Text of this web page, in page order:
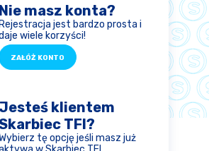
Nie masz konta?
Rejestracja jest bardzo prosta i
wiele korzyści!
ZAŁÓŻ KONTO
Jesteś klientem
TFI?
tę opcję jeśli masz już